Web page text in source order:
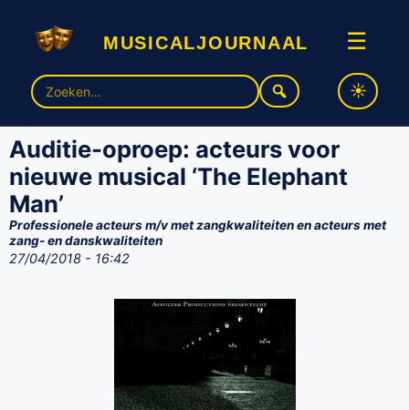
musicaljournaal ☰
Zoek
naar:
Auditie-oproep: acteurs voor
nieuwe musical ‘The Elephant
Man’
Professionele acteurs m/v met zangkwaliteiten en acteurs met
zang- en danskwaliteiten
27/04/2018 - 16:42